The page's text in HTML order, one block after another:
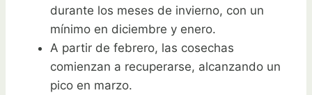
durante los meses de invierno, con un
mínimo en diciembre y enero.
A partir de febrero, las cosechas
comienzan a recuperarse, alcanzando un
pico en marzo.